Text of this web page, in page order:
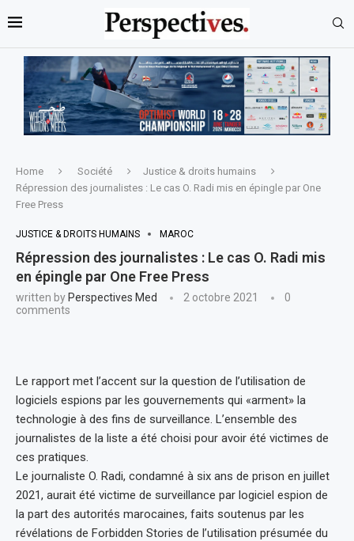
Home Société
Justice & droits humains
Répression des journalistes : Le cas O. Radi mis en épingle par One
Free Press
JUSTICE & DROITS HUMAINS MAROC
Répression des journalistes : Le cas O. Radi mis
en épingle par One Free Press
written by Perspectives Med 2 octobre 2021
0
comments
Le rapport met l’accent sur la question de l’utilisation de
logiciels espions par les gouvernements qui «arment» la
technologie à des fins de surveillance. L’ensemble des
journalistes de la liste a été choisi pour avoir été victimes de
ces pratiques.
Le journaliste O. Radi, condamné à six ans de prison en juillet
2021, aurait été victime de surveillance par logiciel espion de
la part des autorités marocaines, faits soutenus par les
révélations de Forbidden Stories de l’utilisation présumée du